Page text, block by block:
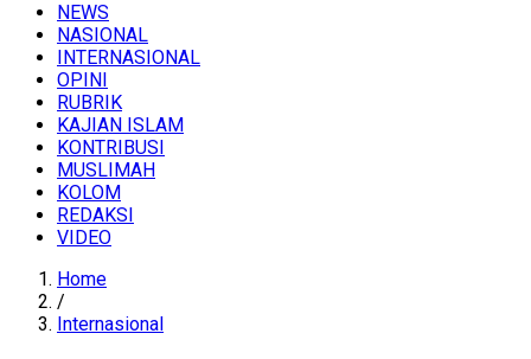
NEWS
NASIONAL
INTERNASIONAL
OPINI
RUBRIK
KAJIAN ISLAM
KONTRIBUSI
MUSLIMAH
KOLOM
REDAKSI
VIDEO
Home
/
Internasional